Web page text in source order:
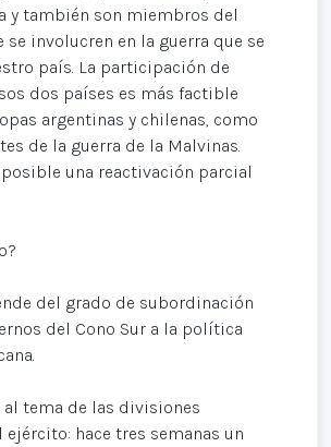
y también son miembros del
se involucren en la guerra que se
país. La participación de
dos países es más factible
argentinas y chilenas, como
de la guerra de la Malvinas.
posible una reactivación parcial
del grado de subordinación
del Cono Sur a la política
tema de las divisiones
ejército: hace tres semanas un